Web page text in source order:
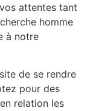
attentes tant
homme
à notre
de se rendre
pour des
relation les